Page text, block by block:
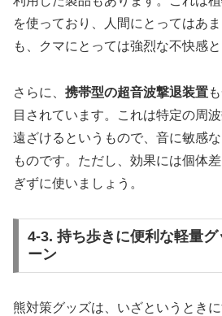
を使っており、人間にとってはあ
も、クマにとっては強烈な不快感と
さらに、 携帯型の超音波撃退装置
目されています。これは特定の周
遠ざけるというもので、音に敏感
ものです。ただし、効果には個体
ぎずに使いましょう。
4-3. 持ち歩きに便利な軽量
ーン
熊対策グッズは、いざというとき